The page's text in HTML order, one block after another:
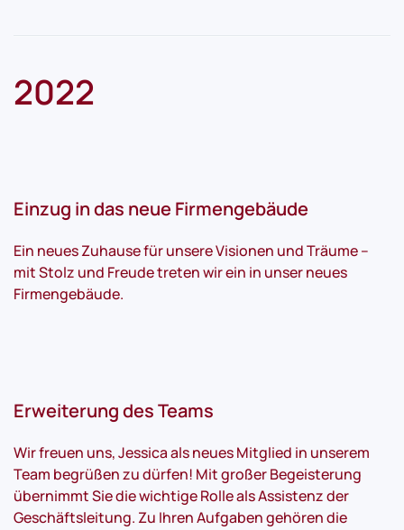
2022
Einzug in das neue Firmengebäude
Ein neues Zuhause für unsere Visionen und Träume –
mit Stolz und Freude treten wir ein in unser neues
Firmengebäude.
Erweiterung des Teams
Wir freuen uns, Jessica als neues Mitglied in unserem
Team begrüßen zu dürfen! Mit großer Begeisterung
übernimmt Sie die wichtige Rolle als Assistenz der
Geschäftsleitung. Zu Ihren Aufgaben gehören die